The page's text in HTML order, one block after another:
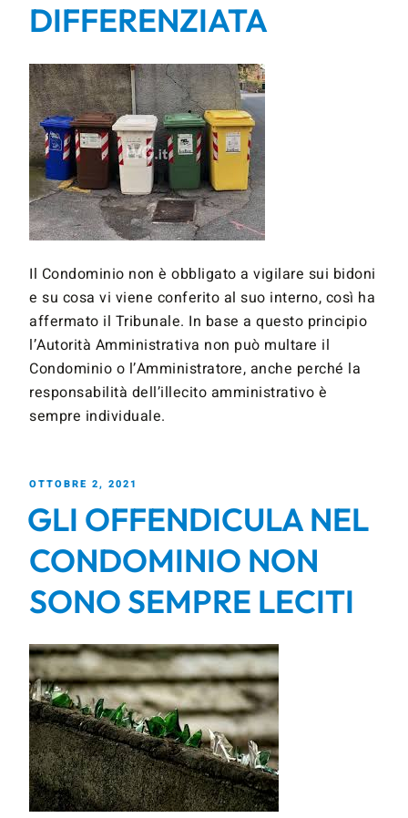
DIFFERENZIATA
Il Condominio non è obbligato a vigilare sui bidoni
e su cosa vi viene conferito al suo interno, così ha
affermato il Tribunale. In base a questo principio
l’Autorità Amministrativa non può multare il
Condominio o l’Amministratore, anche perché la
responsabilità dell’illecito amministrativo è
sempre individuale.
OTTOBRE 2, 2021
GLI OFFENDICULA NEL
CONDOMINIO NON
SONO SEMPRE LECITI